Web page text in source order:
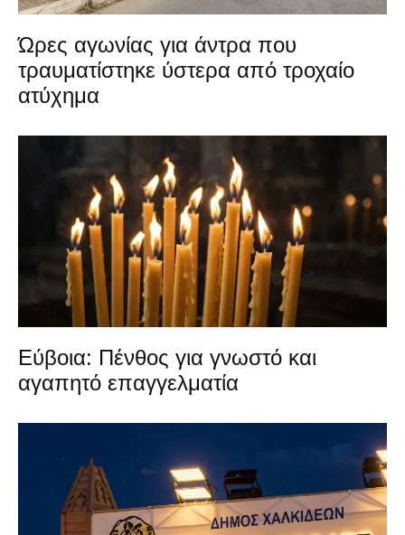
Ώρες αγωνίας για άντρα που
τραυματίστηκε ύστερα από τροχαίο
ατύχημα
Εύβοια: Πένθος για γνωστό και
αγαπητό επαγγελματία